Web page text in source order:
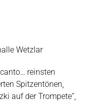
Wetzlar
reinsten
Spitzentönen,
auf der Trompete“,